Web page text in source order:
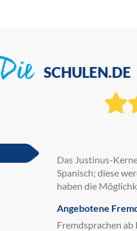
Die SCHULEN.DE
Das Justinus-
Spanisch; diese
haben die
Angebotene
Fremdsprachen ab